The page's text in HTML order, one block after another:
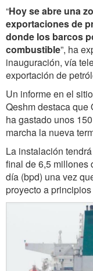
“Hoy se abre una
exportaciones de
donde los barcos
combustible”, ha
inauguración, vía
exportación de
Un informe en el
Qeshm destaca que
ha gastado unos
marcha la nueva
La instalación
final de 6,5 millones
día (bpd) ​​una vez
proyecto a